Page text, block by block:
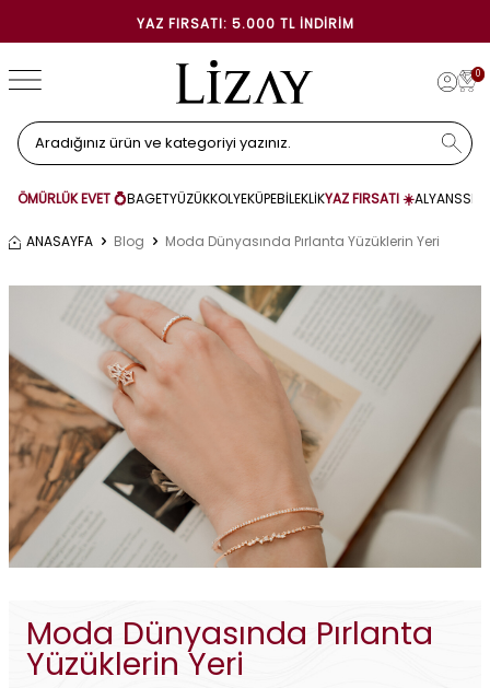
YAZ FIRSATI: 5.000 TL İNDIRIM
0
ÖMÜRLÜK EVET 💍BAGETYÜZÜKKOLYEKÜPEBİLEKLİKYAZ FIRSATI ☀️ALYANS
ANASAYFA Blog Moda Dünyasında Pırlanta Yüzüklerin Yeri
Moda Dünyasında Pırlanta
Yüzüklerin Yeri